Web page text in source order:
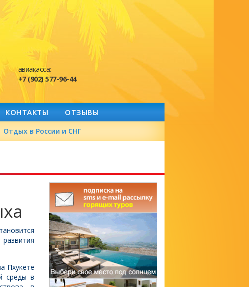
авиакасса:
+7 (902) 577-96-44
КОНТАКТЫ ОТЗЫВЫ
Отдых в России и СНГ
Пхукете
среды в